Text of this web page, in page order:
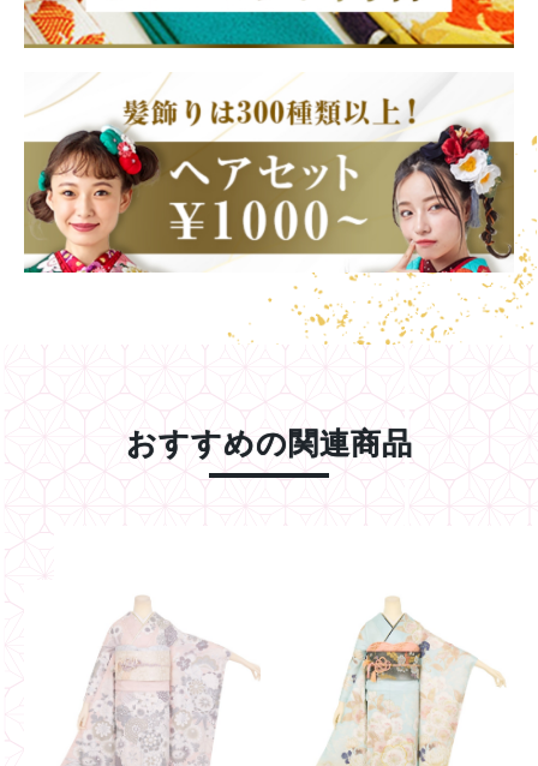
おすすめの関連商品